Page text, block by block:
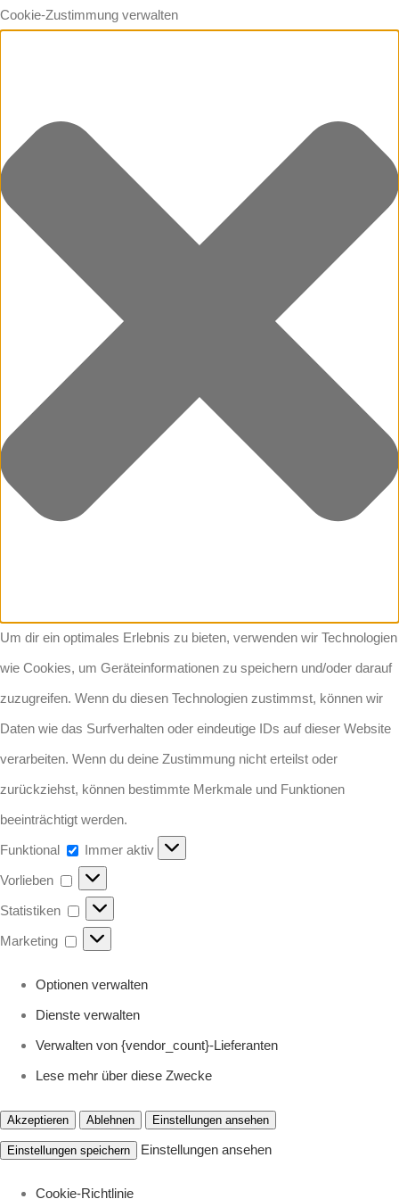
Cookie-Zustimmung verwalten
Um dir ein optimales Erlebnis zu bieten, verwenden wir Technologien
wie Cookies, um Geräteinformationen zu speichern und/oder darauf
zuzugreifen. Wenn du diesen Technologien zustimmst, können wir
Daten wie das Surfverhalten oder eindeutige IDs auf dieser Website
verarbeiten. Wenn du deine Zustimmung nicht erteilst oder
zurückziehst, können bestimmte Merkmale und Funktionen
beeinträchtigt werden.
Funktional
Funktional
Immer aktiv
Vorlieben
Vorlieben
Statistiken Statistiken
Marketing Marketing
Optionen verwalten
Dienste verwalten
Verwalten von {vendor_count}-Lieferanten
Lese mehr über diese Zwecke
Akzeptieren Ablehnen Einstellungen ansehen
Einstellungen speichern Einstellungen ansehen
Cookie-Richtlinie